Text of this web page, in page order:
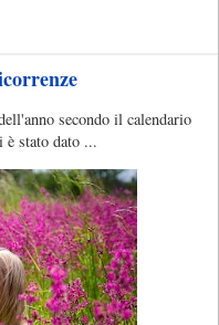
secondo il calendario
stato dato ...